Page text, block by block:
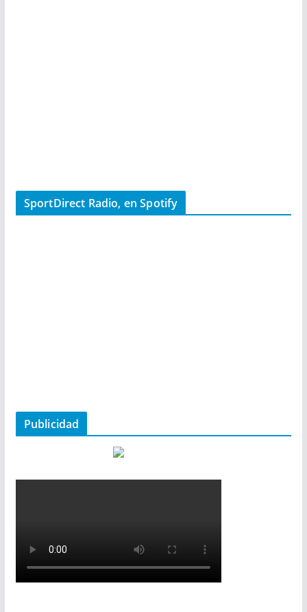
SportDirect Radio, en Spotify
Publicidad